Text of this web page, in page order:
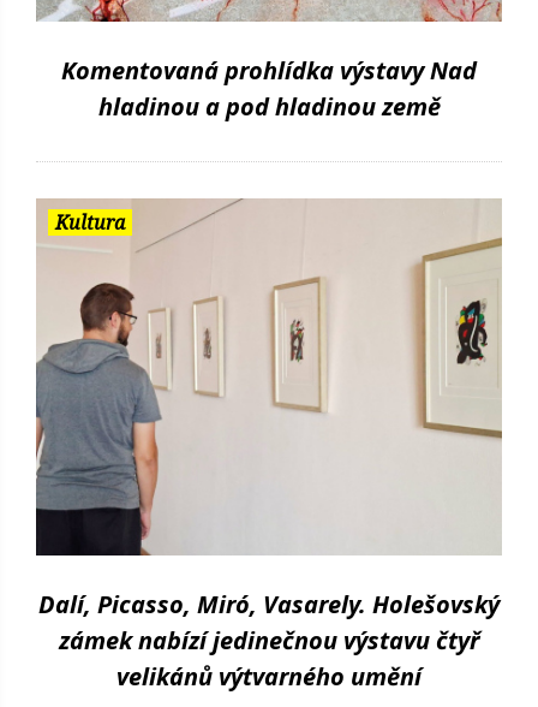
Komentovaná prohlídka výstavy Nad
hladinou a pod hladinou země
Kultura
Dalí, Picasso, Miró, Vasarely. Holešovský
zámek nabízí jedinečnou výstavu čtyř
velikánů výtvarného umění